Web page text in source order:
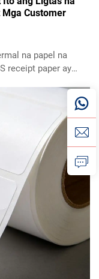
Customer
na papel na
receipt paper ay
restawran, at bulk